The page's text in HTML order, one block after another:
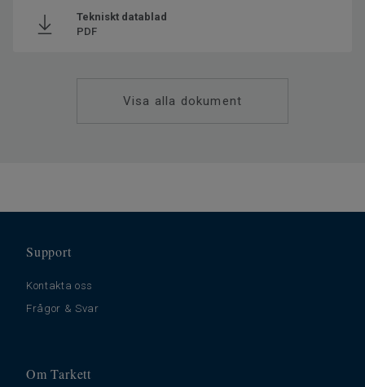
Tekniskt datablad
PDF
Visa alla dokument
Support
Kontakta oss
Frågor & Svar
Om Tarkett